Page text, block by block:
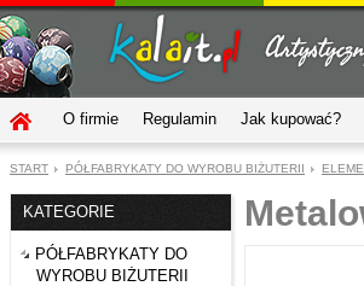
O firmie Regulamin Jak kupować?
START PÓŁFABRYKATY DO WYROBU BIŻUTERII
KATEGORIE
PÓŁFABRYKATY DO
WYROBU BIŻUTERII